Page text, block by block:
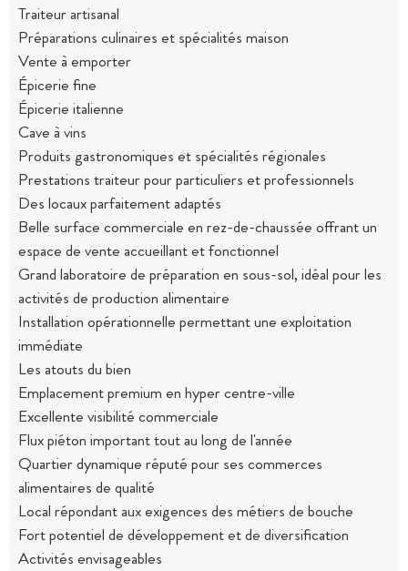
Traiteur artisanal
Préparations culinaires et spécialités maison
Vente à emporter
Épicerie fine
Épicerie italienne
Cave à vins
Produits gastronomiques et spécialités régionales
Prestations traiteur pour particuliers et professionnels
Des locaux parfaitement adaptés
Belle surface commerciale en rez-de-chaussée offrant un
espace de vente accueillant et fonctionnel
Grand laboratoire de préparation en sous-sol, idéal pour les
activités de production alimentaire
Installation opérationnelle permettant une exploitation
immédiate
Les atouts du bien
Emplacement premium en hyper centre-ville
Excellente visibilité commerciale
Flux piéton important tout au long de l'année
Quartier dynamique réputé pour ses commerces
alimentaires de qualité
Local répondant aux exigences des métiers de bouche
Fort potentiel de développement et de diversification
Activités envisageables